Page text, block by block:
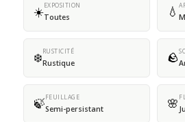
☀️EXPOSITION
Toutes 💧
❄️RUSTICITÉ
Rustique 🪨
🍃FEUILLAGE
Semi-persistant 🌸